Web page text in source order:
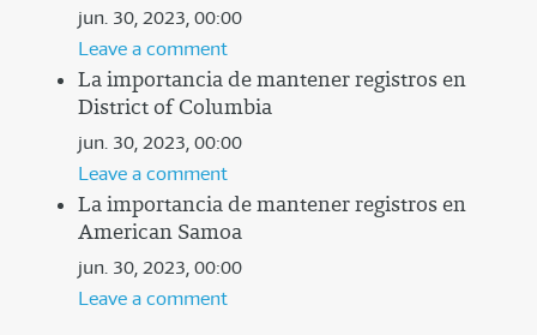
jun. 30, 2023, 00:00
Leave a comment
La importancia de mantener registros en
District of Columbia
jun. 30, 2023, 00:00
Leave a comment
La importancia de mantener registros en
American Samoa
jun. 30, 2023, 00:00
Leave a comment